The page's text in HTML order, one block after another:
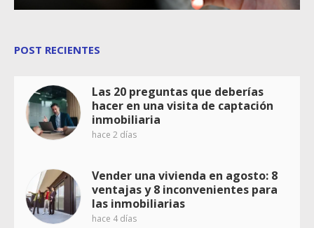
POST RECIENTES
Las 20 preguntas que deberías
hacer en una visita de captación
inmobiliaria
hace 2 días
Vender una vivienda en agosto: 8
ventajas y 8 inconvenientes para
las inmobiliarias
hace 4 días